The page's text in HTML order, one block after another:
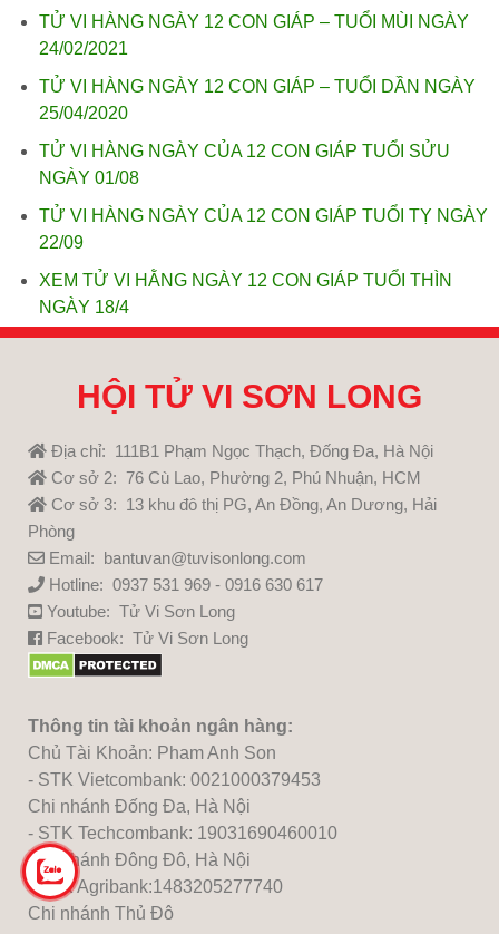
TỬ VI HÀNG NGÀY 12 CON GIÁP – TUỔI MÙI NGÀY
24/02/2021
TỬ VI HÀNG NGÀY 12 CON GIÁP – TUỔI DẦN NGÀY
25/04/2020
TỬ VI HÀNG NGÀY CỦA 12 CON GIÁP TUỔI SỬU
NGÀY 01/08
TỬ VI HÀNG NGÀY CỦA 12 CON GIÁP TUỔI TỴ NGÀY
22/09
XEM TỬ VI HẰNG NGÀY 12 CON GIÁP TUỔI THÌN
NGÀY 18/4
HỘI TỬ VI SƠN LONG
Địa chỉ: 111B1 Phạm Ngọc Thạch, Đống Đa, Hà Nội
Cơ sở 2: 76 Cù Lao, Phường 2, Phú Nhuận, HCM
Cơ sở 3: 13 khu đô thị PG, An Đồng, An Dương, Hải
Phòng
Email: bantuvan@tuvisonlong.com
Hotline: 0937 531 969 - 0916 630 617
Youtube: Tử Vi Sơn Long
Facebook: Tử Vi Sơn Long
Thông tin tài khoản ngân hàng:
Chủ Tài Khoản: Pham Anh Son
- STK Vietcombank: 0021000379453
Chi nhánh Đống Đa, Hà Nội
- STK Techcombank: 19031690460010
Chi nhánh Đông Đô, Hà Nội
- STK Agribank:1483205277740
Chi nhánh Thủ Đô